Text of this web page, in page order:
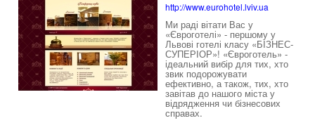
http://www.eurohotel.lviv.ua
Ми раді вітати Вас у
«Євроготелі» - першому у
Львові готелі класу «БІЗНЕС-
СУПЕРІОР»! «Євроготель» -
ідеальний вибір для тих, хто
звик подорожувати
ефективно, а також, тих, хто
завітав до нашого міста у
відрядження чи бізнесових
справах.